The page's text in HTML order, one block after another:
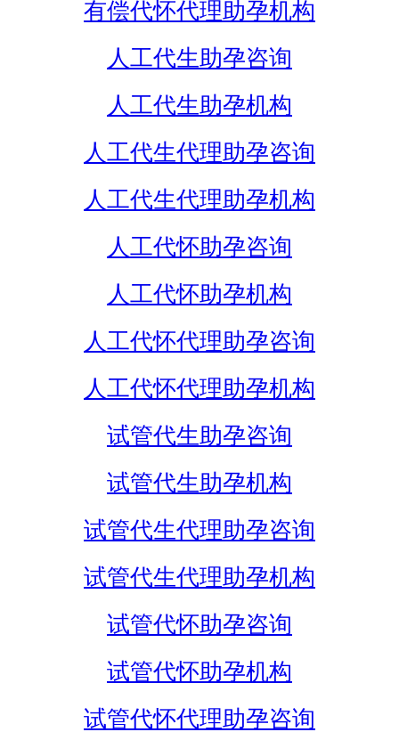
有偿代怀代理助孕机构
人工代生助孕咨询
人工代生助孕机构
人工代生代理助孕咨询
人工代生代理助孕机构
人工代怀助孕咨询
人工代怀助孕机构
人工代怀代理助孕咨询
人工代怀代理助孕机构
试管代生助孕咨询
试管代生助孕机构
试管代生代理助孕咨询
试管代生代理助孕机构
试管代怀助孕咨询
试管代怀助孕机构
试管代怀代理助孕咨询